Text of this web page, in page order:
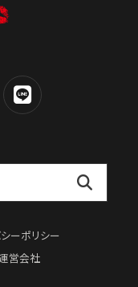
ーポリシー
営会社